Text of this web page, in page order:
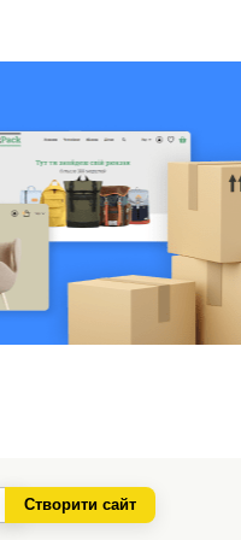
Створити сайт